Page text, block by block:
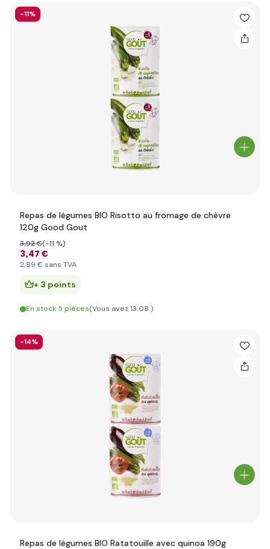
-11%
Repas de légumes BIO Risotto au fromage de chèvre
120g Good Gout
3,47 €
3,92 €(-11 %)
2,89 € sans TVA
+ 3 points
En stock 5 pièces(Vous avez 13.08.)
-14%
Repas de légumes BIO Ratatouille avec quinoa 190g